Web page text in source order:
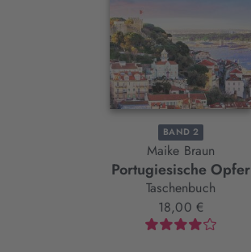
BAND 2
Maike Braun
Portugiesische Opfer
Taschenbuch
18,00 €